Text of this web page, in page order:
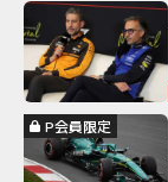
P会員限定